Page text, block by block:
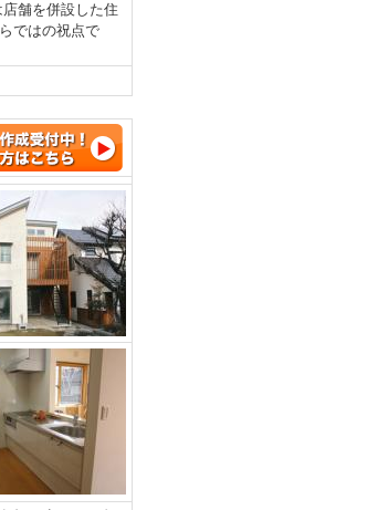
舗を併設した住
ではの祝点で